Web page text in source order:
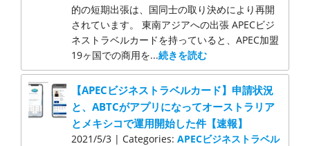
的の短期出張は、国同士の取り決めにより再開
されています。 東南アジアへの出張 APECビジ
ネストラベルカードを持っていると、APEC加盟
19ヶ国での商用を...続きを読む
【APECビジネストラベルカード】申請状況
と、ABTCがアプリになってオーストラリア
とメキシコで運用開始した件【速報】
2021/5/3 | Categories:APECビジネストラベル